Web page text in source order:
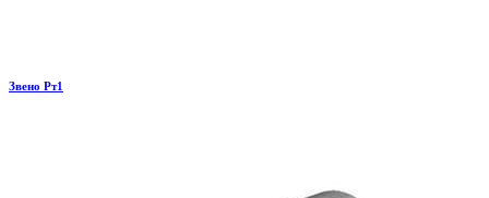
Звено Рт1